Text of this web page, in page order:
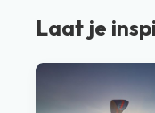
Laat je